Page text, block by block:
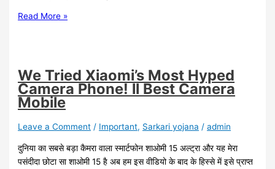
Read More »
We Tried Xiaomi’s Most Hyped
Camera Phone! ll Best Camera
Mobile
Leave a Comment / Important, Sarkari yojana /admin
दुनिया का सबसे बड़ा कैमरा वाला स्मार्टफोन शाओमी 15 अल्ट्रा और यह मेरा
पसंदीदा छोटा सा शाओमी 15 है अब हम इस वीडियो के बाद के हिस्से में इसे प्राप्त